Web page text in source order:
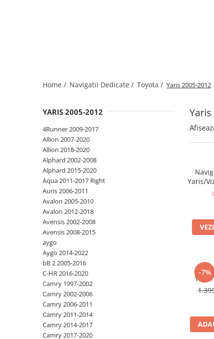
Home / Navigatii Dedicate / Toyota / Yaris 2005-2012
YARIS 2005-2012
4Runner 2009-2017
Allion 2007-2020
Allion 2018-2020
Alphard 2002-2008
Alphard 2015-2020
Aqua 2011-2017 Right
Auris 2006-2011
Avalon 2005-2010
Avalon 2012-2018
Avensis 2002-2008
Avensis 2008-2015
aygo
Aygo 2014-2022
bB 2 2005-2016
C-HR 2016-2020
Camry 1997-2002
Camry 2002-2006
Camry 2006-2011
Camry 2011-2014
Camry 2014-2017
Camry 2017-2020
Yaris/
-7%
,